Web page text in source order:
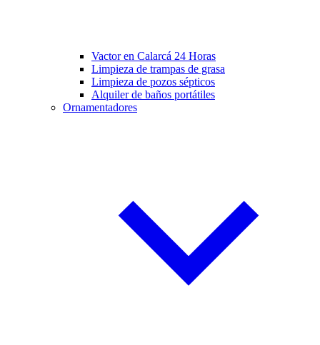
Vactor en Calarcá 24 Horas
Limpieza de trampas de grasa
Limpieza de pozos sépticos
Alquiler de baños portátiles
Ornamentadores